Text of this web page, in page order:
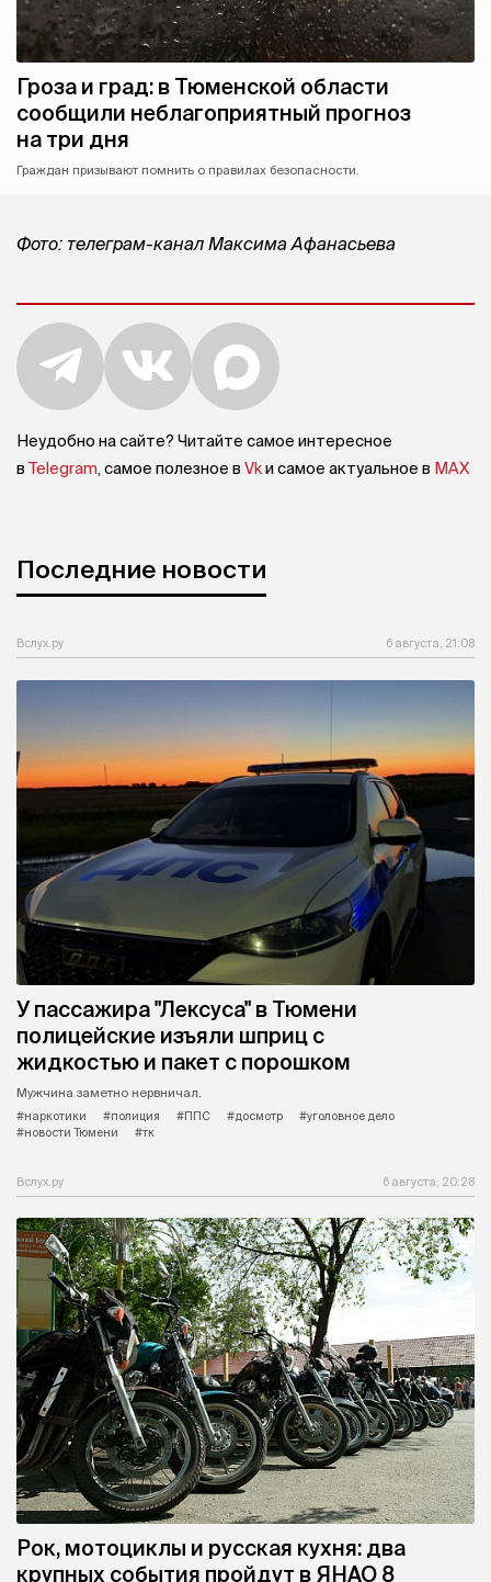
Гроза и град: в Тюменской области
сообщили неблагоприятный прогноз
на три дня
Граждан призывают помнить о правилах безопасности.
Фото: телеграм-канал Максима Афанасьева
Неудобно на сайте? Читайте самое интересное
в Telegram, самое полезное в Vkи самое актуальное в MAX
Последние новости
Вслух.ру 6 августа, 21:08
У пассажира "Лексуса" в Тюмени
полицейские изъяли шприц с
жидкостью и пакет с порошком
Мужчина заметно нервничал.
#наркотики
#полиция #ППС #досмотр
#уголовное дело
#новости Тюмени
#тк
Вслух.ру 6 августа, 20:28
Рок, мотоциклы и русская кухня: два
крупных события пройдут в ЯНАО 8